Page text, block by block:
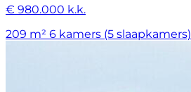
€ 980.000 k.k.
209 m² 6 kamers (5 slaapkamers)